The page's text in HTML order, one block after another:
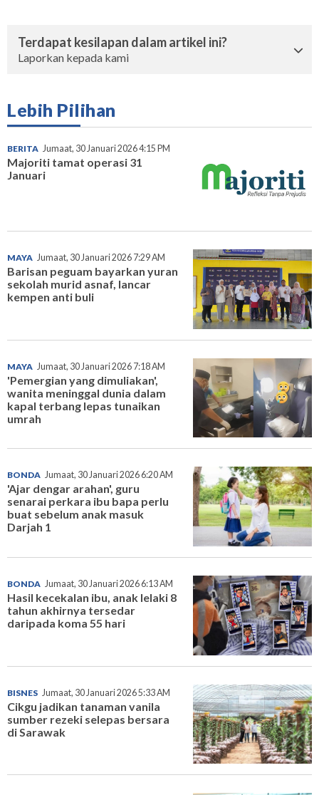
Terdapat kesilapan dalam artikel ini?
Laporkan kepada kami
Lebih Pilihan
BERITA Jumaat, 30 Januari 2026 4:15 PM
Majoriti tamat operasi 31
Januari
MAYA Jumaat, 30 Januari 2026 7:29 AM
Barisan peguam bayarkan yuran
sekolah murid asnaf, lancar
kempen anti buli
MAYA Jumaat, 30 Januari 2026 7:18 AM
'Pemergian yang dimuliakan',
wanita meninggal dunia dalam
kapal terbang lepas tunaikan
umrah
BONDA Jumaat, 30 Januari 2026 6:20 AM
'Ajar dengar arahan', guru
senarai perkara ibu bapa perlu
buat sebelum anak masuk
Darjah 1
BONDA Jumaat, 30 Januari 2026 6:13 AM
Hasil kecekalan ibu, anak lelaki 8
tahun akhirnya tersedar
daripada koma 55 hari
BISNES Jumaat, 30 Januari 2026 5:33 AM
Cikgu jadikan tanaman vanila
sumber rezeki selepas bersara
di Sarawak